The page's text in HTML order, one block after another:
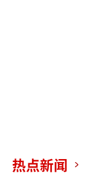
热点新闻